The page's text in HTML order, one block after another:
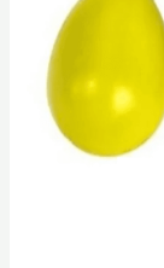
UNID)
TG549
quantidade